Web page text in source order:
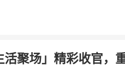
活聚场」精彩收官，